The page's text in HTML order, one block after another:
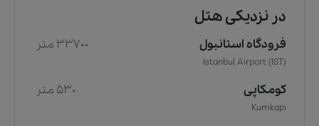
در نزدیکی هتل
فرودگاه استانبول 33700 متر
Istanbul Airport (IST)
کومکاپی 530 متر
Kumkapi